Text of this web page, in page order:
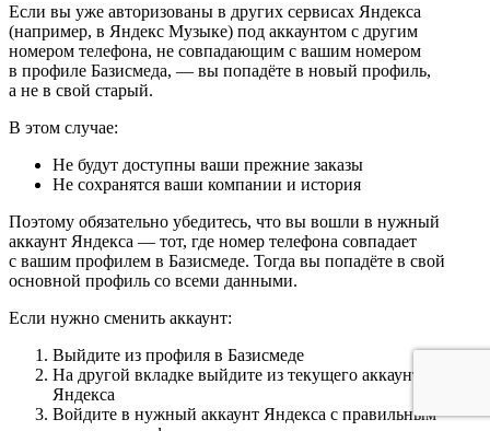
Если вы уже авторизованы в других сервисах Яндекса
(например, в Яндекс Музыке) под аккаунтом с другим
номером телефона, не совпадающим с вашим номером
в профиле Базисмеда, — вы попадёте в новый профиль,
а не в свой старый.
В этом случае:
Не будут доступны ваши прежние заказы
Не сохранятся ваши компании и история
Поэтому обязательно убедитесь, что вы вошли в нужный
аккаунт Яндекса — тот, где номер телефона совпадает
с вашим профилем в Базисмеде. Тогда вы попадёте в свой
основной профиль со всеми данными.
Если нужно сменить аккаунт:
Выйдите из профиля в Базисмеде
На другой вкладке выйдите из текущего аккаунта
Яндекса
Войдите в нужный аккаунт Яндекса с правильным